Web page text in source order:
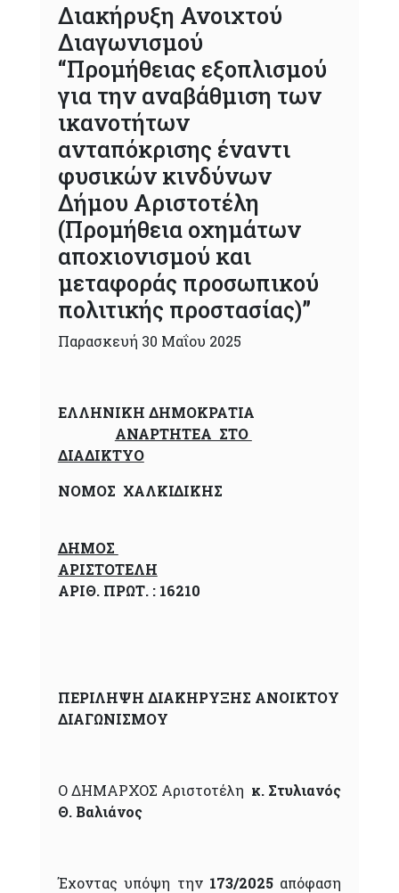
Διακήρυξη Ανοιχτού
Διαγωνισμού
“Προμήθειας εξοπλισμού
για την αναβάθμιση των
ικανοτήτων
ανταπόκρισης έναντι
φυσικών κινδύνων
Δήμου Αριστοτέλη
(Προμήθεια οχημάτων
αποχιονισμού και
μεταφοράς προσωπικού
πολιτικής προστασίας)”
Παρασκευή 30 Μαΐου 2025
ΕΛΛΗΝΙΚΗ ΔΗΜΟΚΡΑΤΙΑ
ΑΝΑΡΤΗΤΕΑ ΣΤΟ
ΔΙΑΔΙΚΤΥΟ
ΝΟΜΟΣ ΧΑΛΚΙΔΙΚΗΣ
ΔΗΜΟΣ
ΑΡΙΣΤΟΤΕΛΗ
ΑΡΙΘ. ΠΡΩΤ. : 16210
ΠΕΡΙΛΗΨΗ ΔΙΑΚΗΡΥΞΗΣ ΑΝΟΙΚΤΟΥ
ΔΙΑΓΩΝΙΣΜΟΥ
Ο ΔΗΜΑΡΧΟΣ Αριστοτέλη κ. Στυλιανός
Θ. Βαλιάνος
Έχοντας υπόψη την 173/2025 απόφαση